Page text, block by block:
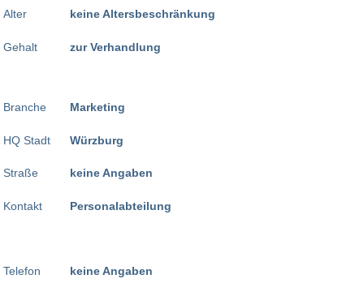
Alter
Gehalt
keine Altersbeschränkung
zur Verhandlung
Branche
HQ Stadt
Straße
Kontakt
Telefon
Marketing
Würzburg
keine Angaben
Personalabteilung
keine Angaben